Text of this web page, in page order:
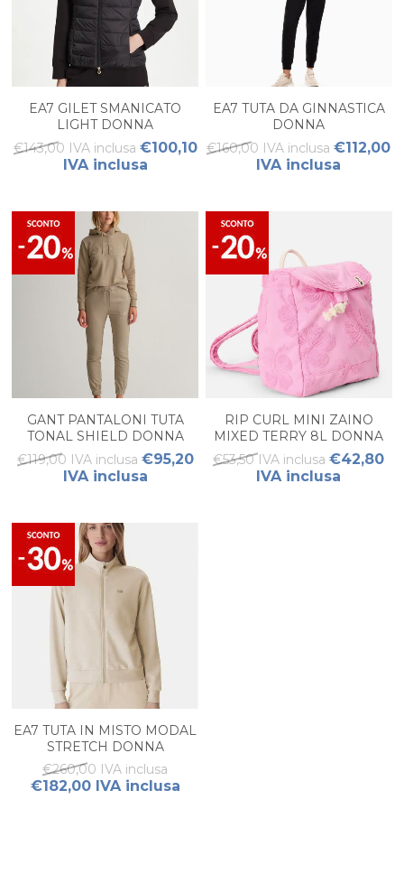
EA7 GILET SMANICATO
LIGHT DONNA
€143,00 IVA inclusa €100,10
IVA inclusa
EA7 TUTA DA GINNASTICA
DONNA
€160,00 IVA inclusa €112,00
IVA inclusa
GANT PANTALONI TUTA
TONAL SHIELD DONNA
€119,00 IVA inclusa €95,20
IVA inclusa
RIP CURL MINI ZAINO
MIXED TERRY 8L DONNA
€53,50 IVA inclusa €42,80
IVA inclusa
EA7 TUTA IN MISTO MODAL
STRETCH DONNA
€260,00 IVA inclusa
€182,00 IVA inclusa